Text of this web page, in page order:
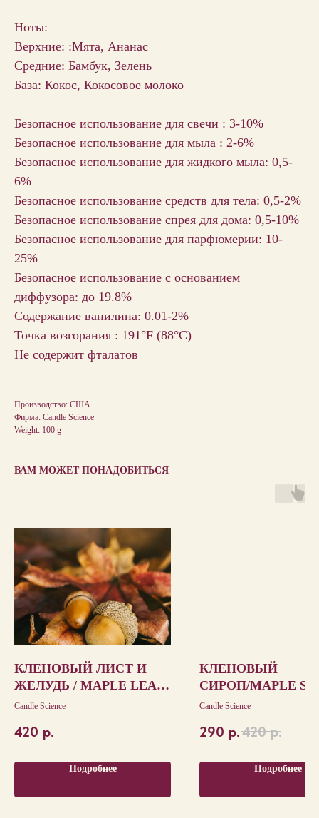
Ноты:
Верхние: :Мята, Ананас
Средние: Бамбук, Зелень
База: Кокос, Кокосовое молоко
Безопасное использование для свечи : 3-10%
Безопасное использование для мыла : 2-6%
Безопасное использование для жидкого мыла: 0,5-
6%
Безопасное использование средств для тела: 0,5-2%
Безопасное использование спрея для дома: 0,5-10%
Безопасное использование для парфюмерии: 10-
25%
Безопасное использование с основанием
диффузора: до 19.8%
Содержание ванилина: 0.01-2%
Точка возгорания : 191°F (88°С)
Не содержит фталатов
Производство: США
Фирма: Candle Science
Weight: 100 g
ВАМ МОЖЕТ ПОНАДОБИТЬСЯ
КЛЕНОВЫЙ ЛИСТ И
ЖЕЛУДЬ / MAPLE LEAF
AND ACORN
Candle Science
420 р.
Подробнее
КЛЕНОВЫЙ
СИРОП/MAPLE
Candle Science
290 р.420 р.
Подробнее